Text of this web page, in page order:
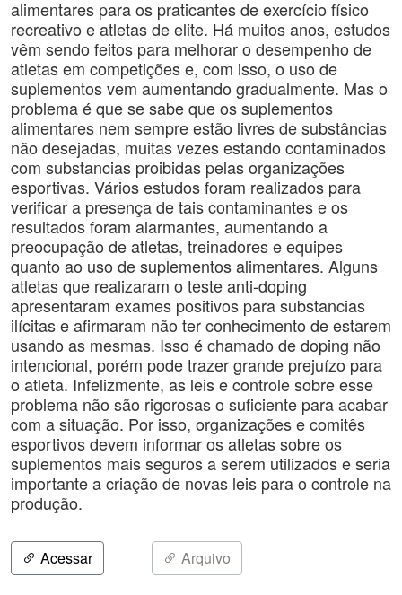
alimentares para os praticantes de exercício físico
recreativo e atletas de elite. Há muitos anos, estudos
vêm sendo feitos para melhorar o desempenho de
atletas em competições e, com isso, o uso de
suplementos vem aumentando gradualmente. Mas o
problema é que se sabe que os suplementos
alimentares nem sempre estão livres de substâncias
não desejadas, muitas vezes estando contaminados
com substancias proibidas pelas organizações
esportivas. Vários estudos foram realizados para
verificar a presença de tais contaminantes e os
resultados foram alarmantes, aumentando a
preocupação de atletas, treinadores e equipes
quanto ao uso de suplementos alimentares. Alguns
atletas que realizaram o teste anti-doping
apresentaram exames positivos para substancias
ilícitas e afirmaram não ter conhecimento de estarem
usando as mesmas. Isso é chamado de doping não
intencional, porém pode trazer grande prejuízo para
o atleta. Infelizmente, as leis e controle sobre esse
problema não são rigorosas o suficiente para acabar
com a situação. Por isso, organizações e comitês
esportivos devem informar os atletas sobre os
suplementos mais seguros a serem utilizados e seria
importante a criação de novas leis para o controle na
produção.
Acessar Arquivo